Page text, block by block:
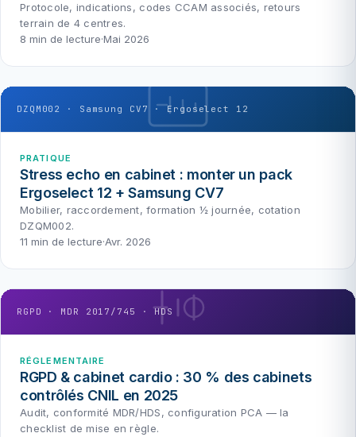
Protocole, indications, codes CCAM associés, retours
terrain de 4 centres.
8 min de lecture·Mai 2026
DZQM002 · Samsung CV7 · Ergoselect 12
PRATIQUE
Stress echo en cabinet : monter un pack
Ergoselect 12 + Samsung CV7
Mobilier, raccordement, formation ½ journée, cotation
DZQM002.
11 min de lecture·Avr. 2026
RGPD · MDR 2017/745 · HDS
RÉGLEMENTAIRE
RGPD & cabinet cardio : 30 % des cabinets
contrôlés CNIL en 2025
Audit, conformité MDR/HDS, configuration PCA — la
checklist de mise en règle.